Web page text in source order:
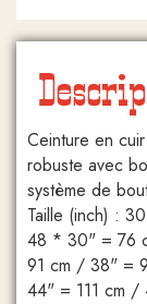
Ceinture en
robuste avec
système de
Taille (inch) :
48 * 30" = 76
91 cm / 38" =
44" = 111 cm /